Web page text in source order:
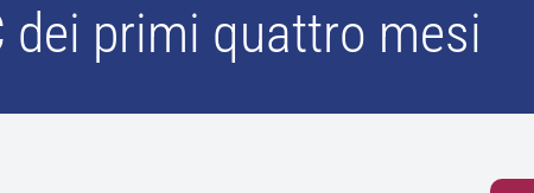
dei primi quattro mesi